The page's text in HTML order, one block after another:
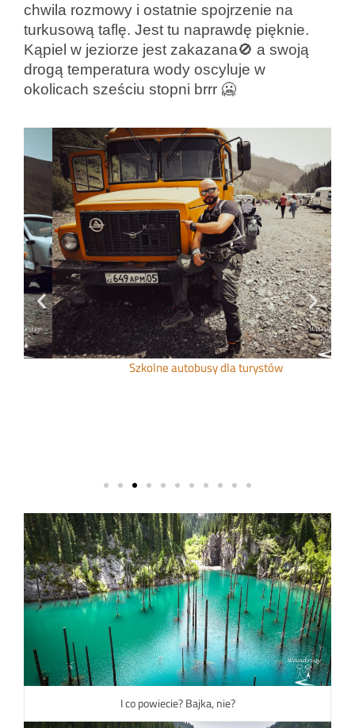
chwila rozmowy i ostatnie spojrzenie na
turkusową taflę. Jest tu naprawdę pięknie.
Kąpiel w jeziorze jest zakazana🚫 a swoją
drogą temperatura wody oscyluje w
okolicach sześciu stopni brrr 🥶
Szkolne autobusy dla turystów
I co powiecie? Bajka, nie?